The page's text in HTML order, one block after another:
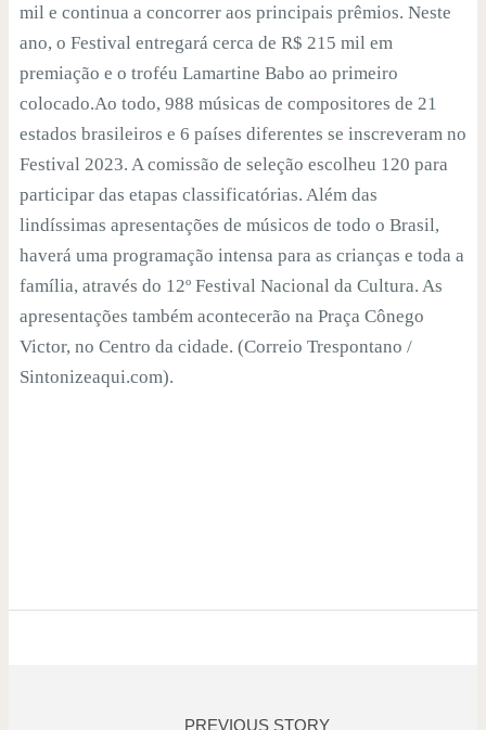
mil e continua a concorrer aos principais prêmios. Neste
ano, o Festival entregará cerca de R$ 215 mil em
premiação e o troféu Lamartine Babo ao primeiro
colocado.Ao todo, 988 músicas de compositores de 21
estados brasileiros e 6 países diferentes se inscreveram no
Festival 2023. A comissão de seleção escolheu 120 para
participar das etapas classificatórias. Além das
lindíssimas apresentações de músicos de todo o Brasil,
haverá uma programação intensa para as crianças e toda a
família, através do 12º Festival Nacional da Cultura. As
apresentações também acontecerão na Praça Cônego
Victor, no Centro da cidade. (Correio Trespontano /
Sintonizeaqui.com).
PREVIOUS STORY